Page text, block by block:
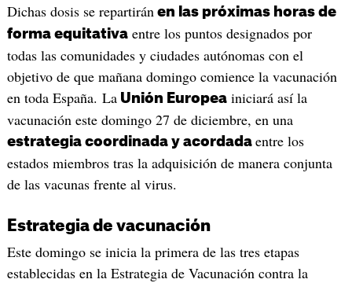
Dichas dosis se repartirán en las próximas horas de
forma equitativaentre los puntos designados por
todas las comunidades y ciudades autónomas con el
objetivo de que mañana domingo comience la vacunación
en toda España. LaUnión Europeainiciará así la
vacunación este domingo 27 de diciembre, en una
estrategia coordinada y acordada entre los
estados miembros tras la adquisición de manera conjunta
de las vacunas frente al virus.
Estrategia de vacunación
Este domingo se inicia la primera de las tres etapas
establecidas en la Estrategia de Vacunación contra la